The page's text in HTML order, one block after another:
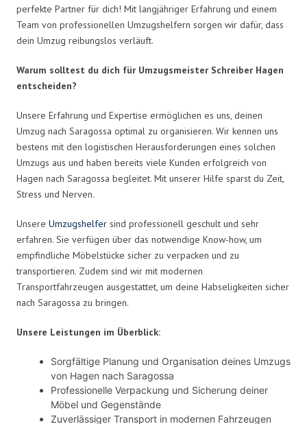
perfekte Partner für dich! Mit langjähriger Erfahrung und einem
Team von professionellen Umzugshelfern sorgen wir dafür, dass
dein Umzug reibungslos verläuft.
Warum solltest du dich für Umzugsmeister Schreiber Hagen
entscheiden?
Unsere Erfahrung und Expertise ermöglichen es uns, deinen
Umzug nach Saragossa optimal zu organisieren. Wir kennen uns
bestens mit den logistischen Herausforderungen eines solchen
Umzugs aus und haben bereits viele Kunden erfolgreich von
Hagen nach Saragossa begleitet. Mit unserer Hilfe sparst du Zeit,
Stress und Nerven.
Unsere Umzugshelfer sind professionell geschult und sehr
erfahren. Sie verfügen über das notwendige Know-how, um
empfindliche Möbelstücke sicher zu verpacken und zu
transportieren. Zudem sind wir mit modernen
Transportfahrzeugen ausgestattet, um deine Habseligkeiten sicher
nach Saragossa zu bringen.
Unsere Leistungen im Überblick:
Sorgfältige Planung und Organisation deines Umzugs
von Hagen nach Saragossa
Professionelle Verpackung und Sicherung deiner
Möbel und Gegenstände
Zuverlässiger Transport in modernen Fahrzeugen